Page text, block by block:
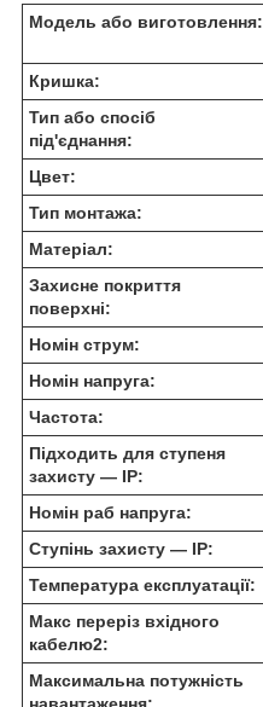
Модель або виготовлення:
Кришка:
Тип або спосіб
під'єднання:
Цвет:
Тип монтажа:
Матеріал:
Захисне покриття
поверхні:
Номін струм:
Номін напруга:
Частота:
Підходить для ступеня
захисту — IP:
Номін раб напруга:
Ступінь захисту — IP:
Температура експлуатації:
Макс переріз вхідного
кабелю2:
Максимальна потужність
навантаження: